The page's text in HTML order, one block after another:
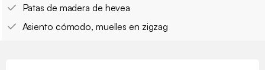
Patas de madera de hevea
Asiento cómodo, muelles en zigzag